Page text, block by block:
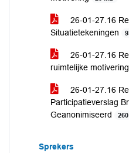
26-01-27.16
Situatietekeningen
26-01-27.16
ruimtelijke motivering
26-01-27.16
Participatieverslag
Geanonimiseerd
Sprekers